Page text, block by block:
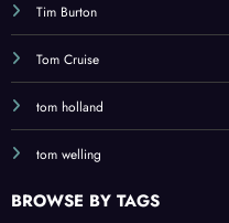
Tim Burton
Tom Cruise
tom holland
tom welling
BROWSE BY TAGS